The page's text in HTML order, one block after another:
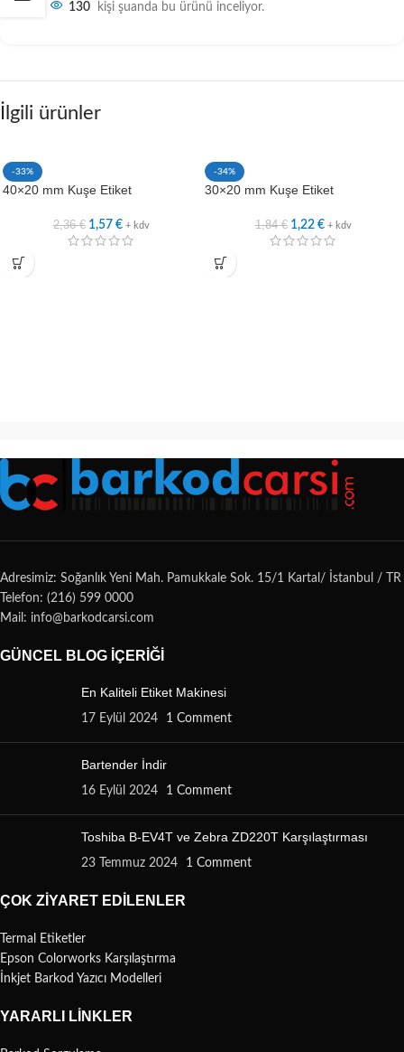
130 kişi şuanda bu ürünü inceliyor.
İlgili ürünler
-33%
40×20 mm Kuşe Etiket
2,36€ 1,57 € + kdv
-34%
30×20 mm Kuşe Etiket
1,84€ 1,22 € + kdv
Adresimiz: Soğanlık Yeni Mah. Pamukkale Sok. 15/1 Kartal/ İstanbul / TR
Telefon: (216) 599 0000
Mail: info@barkodcarsi.com
GÜNCEL BLOG İÇERIĞI
En Kaliteli Etiket Makinesi
17 Eylül 2024 1 Comment
Bartender İndir
16 Eylül 2024 1 Comment
Toshiba B-EV4T ve Zebra ZD220T Karşılaştırması
23 Temmuz 2024 1 Comment
ÇOK ZIYARET EDILENLER
Termal Etiketler
Epson Colorworks Karşılaştırma
İnkjet Barkod Yazıcı Modelleri
YARARLI LINKLER